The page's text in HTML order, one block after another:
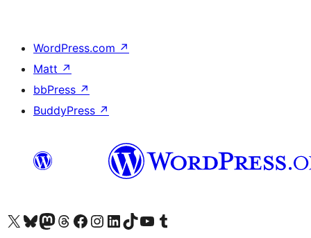
WordPress.com ↗
Matt ↗
bbPress ↗
BuddyPress ↗
Visit our X (formerly Twitter) account
ہمارے بلیواسکائی اکاؤنٹ پر جائیں
Visit our Mastodon account
ہمارے ٹھریڈز اکاؤنٹ پر جائیں
Visit our Facebook page
Visit our Instagram account
Visit our LinkedIn account
ہمارے ٹک ٹاک اکاؤنٹ پر جائیں
Visit our YouTube channel
ہمارے ٹمبلر اکاؤنٹ پر جائیں